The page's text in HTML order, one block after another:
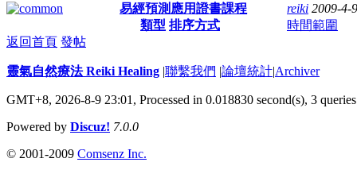
易經預測應用證書課程
reiki 2009-4-9
類型 排序方式
時間範圍
返回首頁 發帖
靈氣自然療法 Reiki Healing |聯繫我們 |論壇統計|Archiver
GMT+8, 2026-8-9 23:01, Processed in 0.018830 second(s), 3 queries
Powered by Discuz! 7.0.0
© 2001-2009 Comsenz Inc.